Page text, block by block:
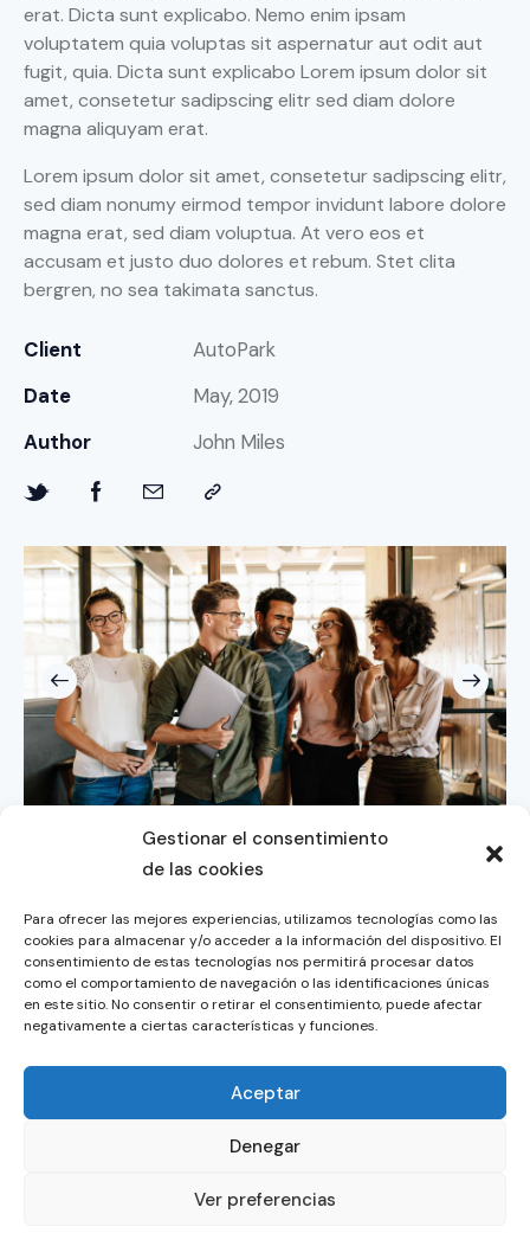
Gestionar el consentimiento
de las cookies
Para ofrecer las mejores experiencias, utilizamos tecnologías como las
cookies para almacenar y/o acceder a la información del dispositivo. El
consentimiento de estas tecnologías nos permitirá procesar datos
como el comportamiento de navegación o las identificaciones únicas
en este sitio. No consentir o retirar el consentimiento, puede afectar
negativamente a ciertas características y funciones.
Aceptar
Denegar
Ver preferencias
erat. Dicta sunt explicabo. Nemo enim ipsam
voluptatem quia voluptas sit aspernatur aut odit aut
fugit, quia. Dicta sunt explicabo Lorem ipsum dolor sit
amet, consetetur sadipscing elitr sed diam dolore
magna aliquyam erat.
Lorem ipsum dolor sit amet, consetetur sadipscing elitr,
sed diam nonumy eirmod tempor invidunt labore dolore
magna erat, sed diam voluptua. At vero eos et
accusam et justo duo dolores et rebum. Stet clita
bergren, no sea takimata sanctus.
Client
AutoPark
Date
May, 2019
Author
John Miles
You May Also Like
Progress
Correct Payroll
Progress
Personnel Records